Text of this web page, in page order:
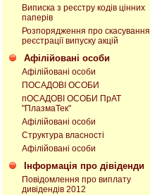
Виписка з реєстру кодів цінних
паперів
Розпорядження про скасування
реєстрації випуску акцій
Афілійовані оcоби
Афілійовані оcоби
ПОСАДОВІ ОСОБИ
пОСАДОВІ ОСОБИ ПрАТ
"ПлазмаТек"
Афілійовані оcоби
Структура власності
Афілійовані оcоби
Інформація про дівіденди
Повідомлення про виплату
дивідендів 2012